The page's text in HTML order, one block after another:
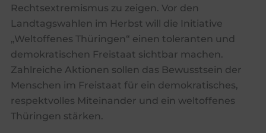
Rechtsextremismus zu zeigen. Vor den
Landtagswahlen im Herbst will die Initiative
„Weltoffenes Thüringen“ einen toleranten und
demokratischen Freistaat sichtbar machen.
Zahlreiche Aktionen sollen das Bewusstsein der
Menschen im Freistaat für ein demokratisches,
respektvolles Miteinander und ein weltoffenes
Thüringen stärken.